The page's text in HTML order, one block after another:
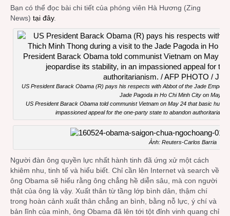
Bạn có thể đọc bài chi tiết của phóng viên Hà Hương (Zing
News) tại đây.
US President Barack Obama (R) pays his respects with Abbot of the Jade
Jade Pagoda in Ho Chi Minh City on May
US President Barack Obama told communist Vietnam on May 24 that basic
impassioned appeal for the one-party state to abandon
Ảnh: Reuters-Carlos Barria
Người đàn ông quyền lực nhất hành tinh đã ứng xử một cách
khiêm nhu, tinh tế và hiểu biết. Chỉ cần lên Internet và search về
ông Obama sẽ hiểu rằng ông chẳng hề diễn sâu, mà con người
thật của ông là vậy. Xuất thân từ tầng lớp bình dân, thậm chí
trong hoàn cảnh xuất thân chẳng an bình, bằng nỗ lực, ý chí và
bản lĩnh của mình, ông Obama đã lên tới tột đỉnh vinh quang chỉ